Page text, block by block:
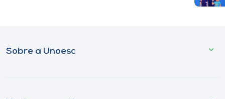
Sobre a Unoesc